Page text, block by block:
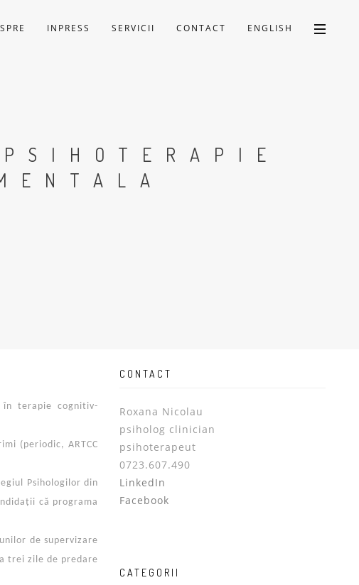
INPRESS SERVICII CONTACT ENGLISH
în terapie cognitiv-
(periodic, ARTCC
Psihologilor din
că programa
de supervizare
trei zile de predare
CONTACT
Roxana Nicolau
psiholog clinician
psihoterapeut
0723.607.490
LinkedIn
Facebook
CATEGORII